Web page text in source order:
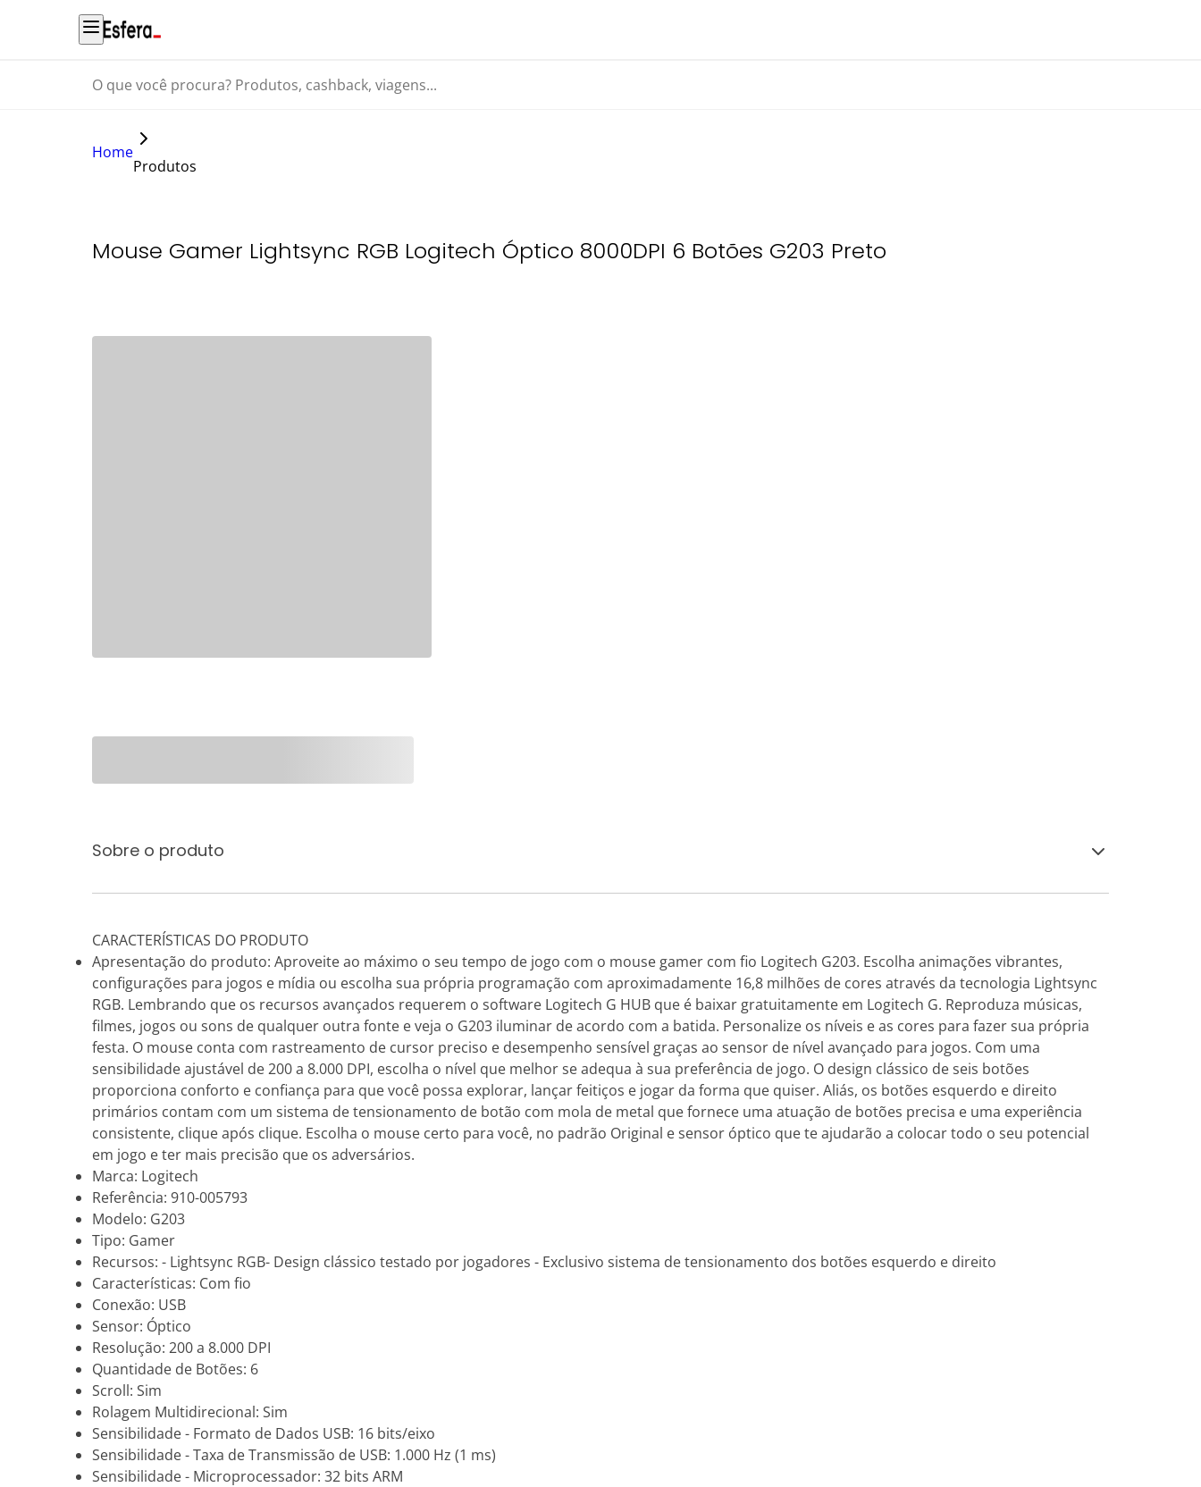
O que você procura? Produtos, cashback, viagens...
Home
Produtos
Mouse Gamer Lightsync RGB Logitech Óptico 8000DPI 6 Botões G203 Preto
Sobre o produto
CARACTERÍSTICAS DO PRODUTO
Apresentação do produto: Aproveite ao máximo o seu tempo de jogo com o mouse gamer com fio Logitech G203. Escolha animações vibrantes,
configurações para jogos e mídia ou escolha sua própria programação com aproximadamente 16,8 milhões de cores através da tecnologia Lightsync
RGB. Lembrando que os recursos avançados requerem o software Logitech G HUB que é baixar gratuitamente em Logitech G. Reproduza músicas,
filmes, jogos ou sons de qualquer outra fonte e veja o G203 iluminar de acordo com a batida. Personalize os níveis e as cores para fazer sua própria
festa. O mouse conta com rastreamento de cursor preciso e desempenho sensível graças ao sensor de nível avançado para jogos. Com uma
sensibilidade ajustável de 200 a 8.000 DPI, escolha o nível que melhor se adequa à sua preferência de jogo. O design clássico de seis botões
proporciona conforto e confiança para que você possa explorar, lançar feitiços e jogar da forma que quiser. Aliás, os botões esquerdo e direito
primários contam com um sistema de tensionamento de botão com mola de metal que fornece uma atuação de botões precisa e uma experiência
consistente, clique após clique. Escolha o mouse certo para você, no padrão Original e sensor óptico que te ajudarão a colocar todo o seu potencial
em jogo e ter mais precisão que os adversários.
Marca: Logitech
Referência: 910-005793
Modelo: G203
Tipo: Gamer
Recursos: - Lightsync RGB- Design clássico testado por jogadores - Exclusivo sistema de tensionamento dos botões esquerdo e direito
Características: Com fio
Conexão: USB
Sensor: Óptico
Resolução: 200 a 8.000 DPI
Quantidade de Botões: 6
Scroll: Sim
Rolagem Multidirecional: Sim
Sensibilidade - Formato de Dados USB: 16 bits/eixo
Sensibilidade - Taxa de Transmissão de USB: 1.000 Hz (1 ms)
Sensibilidade - Microprocessador: 32 bits ARM